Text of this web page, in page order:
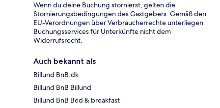
Wenn du deine Buchung stornierst, gelten die
Stornierungsbedingungen des Gastgebers. Gemäß den
EU-Verordnungen über Verbraucherrechte unterliegen
Buchungsservices für Unterkünfte nicht dem
Widerrufsrecht.
Auch bekannt als
Billund BnB.dk
Billund BnB Billund
Billund BnB Bed & breakfast